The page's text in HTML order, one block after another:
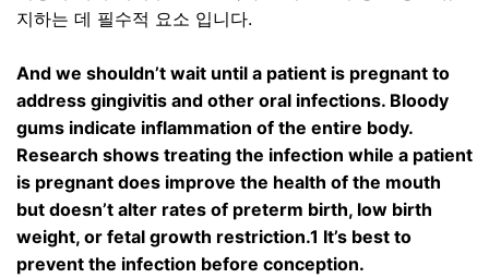
지하는 데 필수적 요소 입니다.
And we shouldn’t wait until a patient is pregnant to
address gingivitis and other oral infections. Bloody
gums indicate inflammation of the entire body.
Research shows treating the infection while a patient
is pregnant does improve the health of the mouth
but doesn’t alter rates of preterm birth, low birth
weight, or fetal growth restriction.1 It’s best to
prevent the infection before conception.